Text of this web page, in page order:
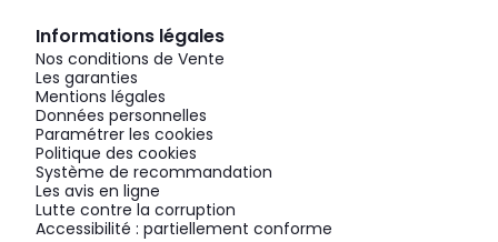
Informations légales
Nos conditions de Vente
Les garanties
Mentions légales
Données personnelles
Paramétrer les cookies
Politique des cookies
Système de recommandation
Les avis en ligne
Lutte contre la corruption
Accessibilité : partiellement conforme